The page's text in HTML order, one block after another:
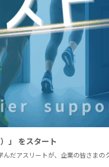
」 をスタート
だアスリートが、企業の皆さま